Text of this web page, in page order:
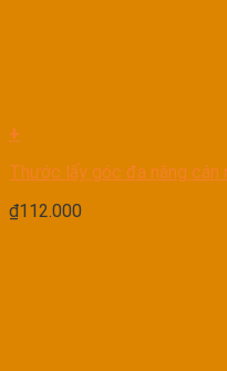
+
Thước lấy góc đa năng cán
₫112.000